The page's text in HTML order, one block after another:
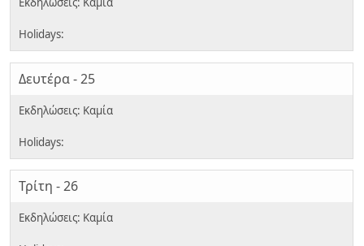
Δευτέρα - 25
Τρίτη - 26